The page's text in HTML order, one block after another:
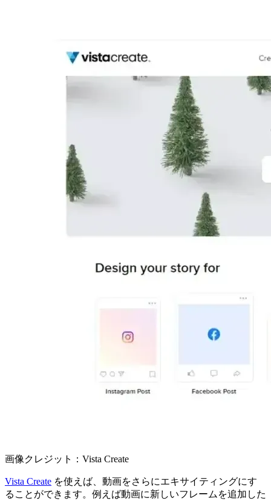
画像クレジット：Vista Create
Vista Create を使えば、動画をさらにエキサイティングにす
ることができます。例えば動画に新しいフレームを追加した